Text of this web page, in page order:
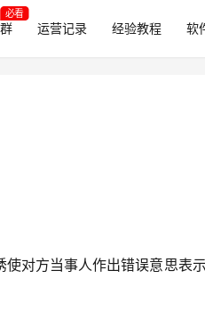
必看
运营记录 经验教程 软
对方当事人作出错误意思表